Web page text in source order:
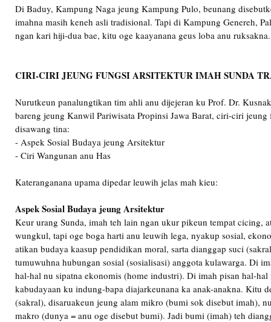
Di Baduy, Kampung Naga jeung Kampung Pulo, beunang
imahna masih keneh asli tradisional. Tapi di Kampung Genereh,
ngan kari hiji-dua bae, kitu oge kaayanana geus loba anu ruksakna.
CIRI-CIRI JEUNG FUNGSI ARSITEKTUR IMAH SUNDA
Nurutkeun panalungtikan tim ahli anu dijejeran ku Prof. Dr.
bareng jeung Kanwil Pariwisata Propinsi Jawa Barat, ciri-ciri jeung
disawang tina:
- Aspek Sosial Budaya jeung Arsitektur
- Ciri Wangunan anu Has
Kateranganana upama dipedar leuwih jelas mah kieu:
Aspek Sosial Budaya jeung Arsitektur
Keur urang Sunda, imah teh lain ngan ukur pikeun tempat cicing,
wungkul, tapi oge boga harti anu leuwih lega, nyakup sosial,
atikan budaya kaasup pendidikan moral, sarta dianggap suci
tumuwuhna hubungan sosial (sosialisasi) anggota kulawarga. Di
hal-hal nu sipatna ekonomis (home industri). Di imah pisan hal-
kabudayaan ku indung-bapa diajarkeunana ka anak-anakna. Kitu
(sakral), disaruakeun jeung alam mikro (bumi sok disebut imah),
makro (dunya = anu oge disebut bumi). Jadi bumi (imah) teh